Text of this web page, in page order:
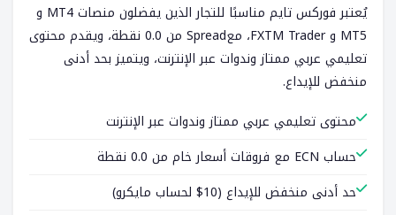
يُعتبر فوركس تايم مناسبًا للتجار الذين يفضلون منصات MT4 و
MT5 و FXTM Trader، معSpread من 0.0 نقطة، ويقدم محتوى
تعليمي عربي ممتاز وندوات عبر الإنترنت، ويتميز بحد أدنى
منخفض للإيداع.
محتوى تعليمي عربي ممتاز وندوات عبر الإنترنت
حساب ECN مع فروقات أسعار خام من 0.0 نقطة
حد أدنى منخفض للإيداع (10$ لحساب مايكرو)